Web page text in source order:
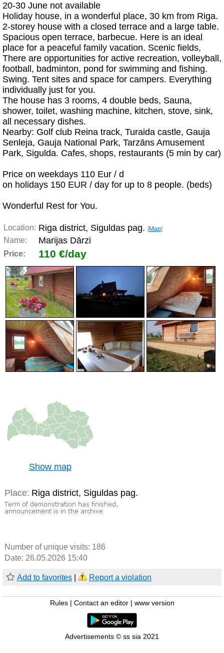
20-30 June not available
Holiday house, in a wonderful place, 30 km from Riga.
2-storey house with a closed terrace and a large table.
Spacious open terrace, barbecue. Here is an ideal
place for a peaceful family vacation. Scenic fields,
There are opportunities for active recreation, volleyball,
football, badminton, pond for swimming and fishing.
Swing. Tent sites and space for campers. Everything
individually just for you.
The house has 3 rooms, 4 double beds, Sauna,
shower, toilet, washing machine, kitchen, stove, sink,
all necessary dishes.
Nearby: Golf club Reina track, Turaida castle, Gauja
Senleja, Gauja National Park, Tarzāns Amusement
Park, Sigulda. Cafes, shops, restaurants (5 min by car)
Price on weekdays 110 Eur / d
on holidays 150 EUR / day for up to 8 people. (beds)
Wonderful Rest for You.
Location: Riga district, Siguldas pag. [Map]
Name: Marijas Dārzi
Price: 110 €/day
Show map
Place: Riga district, Siguldas pag.
Number of unique visits: 186
Date: 26.05.2026 15:40
Add to favorites Report a violation
Rules Contact an editor www version
Advertisements © ss sia 2021